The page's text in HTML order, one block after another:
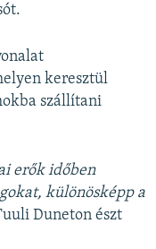
keresztül
szállítani
erők időben
különösképp a
Duneton észt